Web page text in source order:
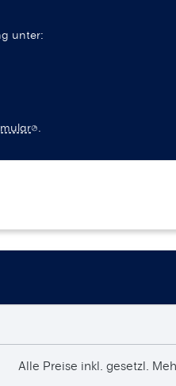
unter:
.
Alle Preise inkl. gesetzl.